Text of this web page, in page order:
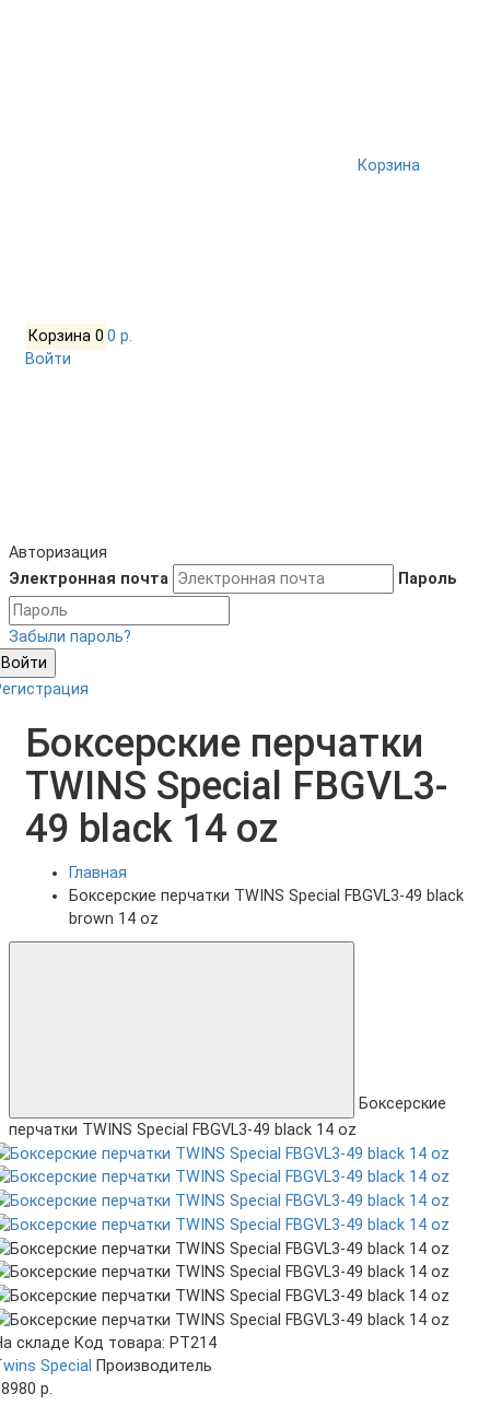
Корзина
Корзина 0 0 р.
Войти
Авторизация
Электронная почта
Пароль
Забыли пароль?
Войти
Боксерские перчатки
TWINS Special FBGVL3-
49 black 14 oz
Главная
Боксерские перчатки TWINS Special FBGVL3-49 black
brown 14 oz
Боксерские
перчатки TWINS Special FBGVL3-49 black 14 oz
складе Код товара: PT214
Special Производитель
р.